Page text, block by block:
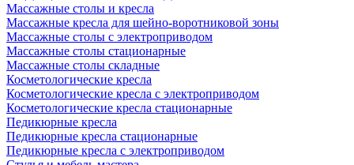
Массажные столы и кресла
Массажные кресла для шейно-воротниковой зоны
Массажные столы с электроприводом
Массажные столы стационарные
Массажные столы складные
Косметологические кресла
Косметологические кресла с электроприводом
Косметологические кресла стационарные
Педикюрные кресла
Педикюрные кресла стационарные
Педикюрные кресла с электроприводом